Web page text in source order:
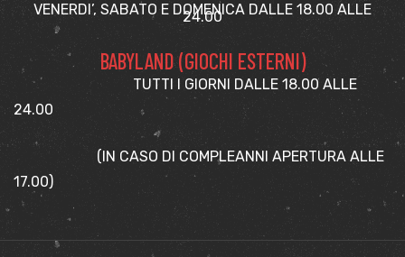
VENERDI’, SABATO E DOMENICA DALLE 18.00 ALLE
24.00
BABYLAND (GIOCHI ESTERNI)
TUTTI I GIORNI DALLE 18.00 ALLE
24.00
(IN CASO DI COMPLEANNI APERTURA ALLE
17.00)